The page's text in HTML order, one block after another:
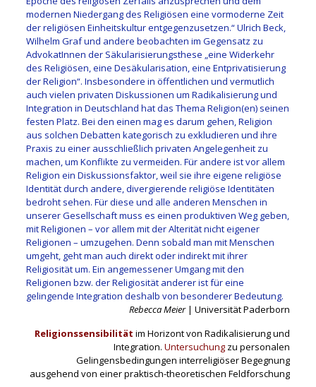
modernen Niedergang des Religiösen eine vormoderne Zeit
der religiösen Einheitskultur entgegenzusetzen.“ Ulrich Beck,
Wilhelm Graf und andere beobachten im Gegensatz zu
AdvokatInnen der Säkularisierungsthese „eine Widerkehr
des Religiösen, eine Desäkularisation, eine Entprivatisierung
der Religion“. Insbesondere in öffentlichen und vermutlich
auch vielen privaten Diskussionen um Radikalisierung und
Integration in Deutschland hat das Thema Religion(en) seinen
festen Platz. Bei den einen mag es darum gehen, Religion
aus solchen Debatten kategorisch zu exkludieren und ihre
Praxis zu einer ausschließlich privaten Angelegenheit zu
machen, um Konflikte zu vermeiden. Für andere ist vor allem
Religion ein Diskussionsfaktor, weil sie ihre eigene religiöse
Identität durch andere, divergierende religiöse Identitäten
bedroht sehen. Für diese und alle anderen Menschen in
unserer Gesellschaft muss es einen produktiven Weg geben,
mit Religionen – vor allem mit der Alterität nicht eigener
Religionen – umzugehen. Denn sobald man mit Menschen
umgeht, geht man auch direkt oder indirekt mit ihrer
Religiosität um. Ein angemessener Umgang mit den
Religionen bzw. der Religiosität anderer ist für eine
gelingende Integration deshalb von besonderer Bedeutung.
Rebecca Meier | Universität Paderborn
Religionssensibilität im Horizont von Radikalisierung und
Integration. Untersuchung zu personalen
Gelingensbedingungen interreligiöser Begegnung
ausgehend von einer praktisch-theoretischen Feldforschung